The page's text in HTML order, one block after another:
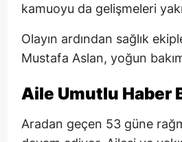
kamuoyu da gelişmeleri
Olayın ardından sağlık
Mustafa Aslan, yoğun
Aile Umutlu Haber
Aradan geçen 53 güne